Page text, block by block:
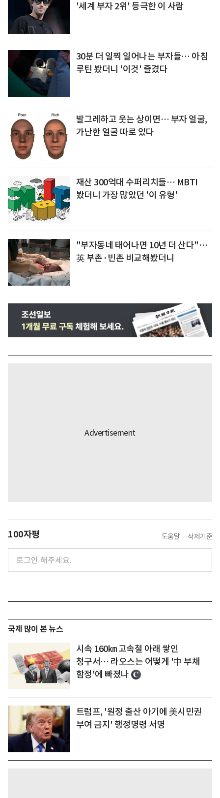
'세계 부자 2위' 등극한 이 사람
30분 더 일찍 일어나는 부자들… 아침
루틴 봤더니 '이것' 즐겼다
발그레하고 웃는 상이면… 부자 얼굴,
가난한 얼굴 따로 있다
재산 300억대 수퍼리치들… MBTI
봤더니 가장 많았던 '이 유형'
"부자동네 태어나면 10년 더 산다"…
英 부촌·빈촌 비교해봤더니
100자평 도움말 삭제기준
국제 많이 본 뉴스
시속 160㎞ 고속철 아래 쌓인
청구서… 라오스는 어떻게 '中 부채
함정'에 빠졌나
트럼프, '원정 출산 아기에 美시민권
부여 금지' 행정명령 서명